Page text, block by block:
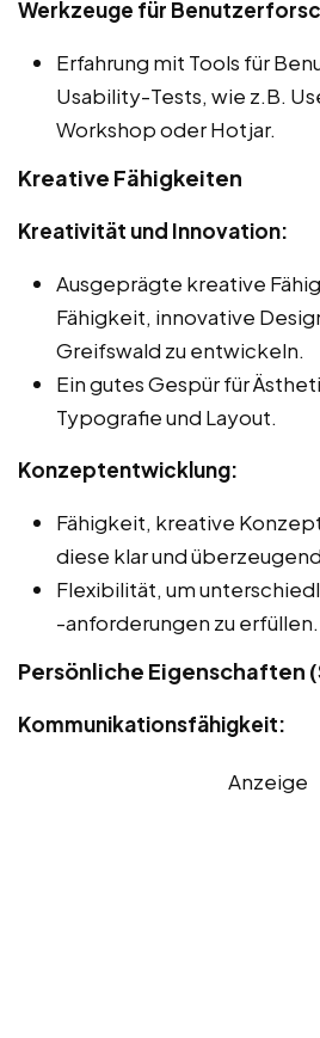
Werkzeuge für
Erfahrung mit Tools für
Usability-Tests, wie z.B.
Workshop oder Hotjar.
Kreative Fähigkeiten
Kreativität und Innovation:
Ausgeprägte kreative
Fähigkeit, innovative
Greifswald zu entwickeln.
Ein gutes Gespür für
Typografie und Layout.
Konzeptentwicklung:
Fähigkeit, kreative
diese klar und
Flexibilität, um
-anforderungen zu erfüllen.
Persönliche Eigenschaften
Kommunikationsfähigkeit:
Anzeige